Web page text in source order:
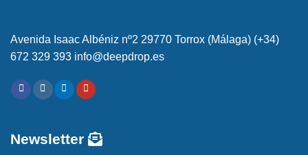
Avenida Isaac Albéniz nº2 29770 Torrox (Málaga) (+34)
672 329 393 info@deepdrop.es
Newsletter